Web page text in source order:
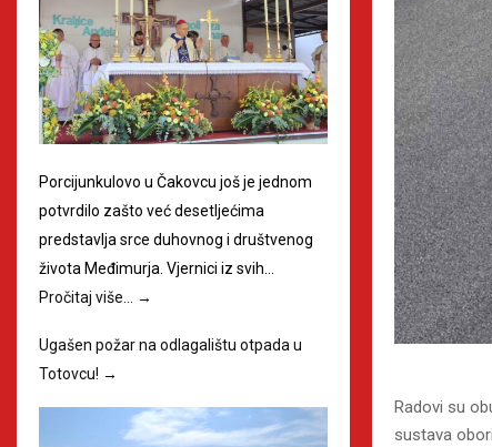
Radovi su
sustava
Porcijunkulovo u Čakovcu još je jednom
potvrdilo zašto već desetljećima
predstavlja srce duhovnog i društvenog
života Međimurja. Vjernici iz svih…
Pročitaj više…
→
Ugašen požar na odlagalištu otpada u
Totovcu! →